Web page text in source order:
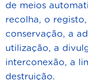
de meios
recolha, o
conservação, a
utilização, a
interconexão, a
destruição.